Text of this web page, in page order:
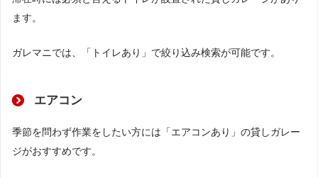
ます。
ガレマニでは、「トイレあり」で絞り込み検索が可能です。
エアコン
季節を問わず作業をしたい方には「エアコンあり」の貸しガレー
ジがおすすめです。